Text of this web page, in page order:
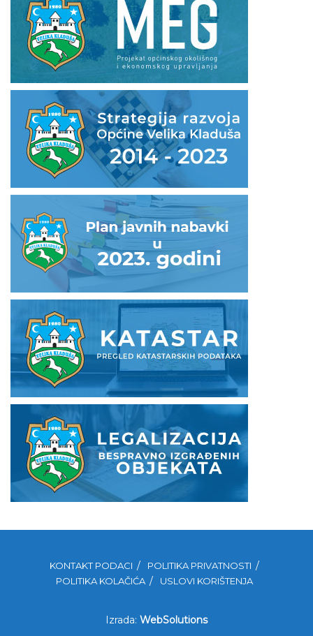
KONTAKT PODACI
POLITIKA PRIVATNOSTI
POLITIKA KOLAČIĆA
USLOVI KORIŠTENJA
Izrada: WebSolutions